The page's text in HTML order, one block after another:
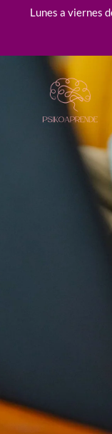
Lunes a viernes